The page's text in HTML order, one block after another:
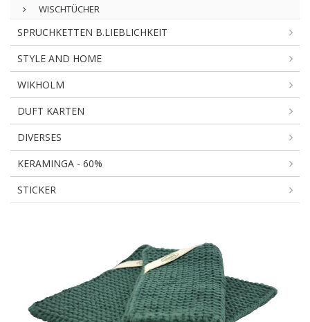
WISCHTÜCHER
SPRUCHKETTEN B.LIEBLICHKEIT
STYLE AND HOME
WIKHOLM
DUFT KARTEN
DIVERSES
KERAMINGA - 60%
STICKER